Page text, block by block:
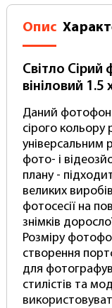
Опис
Світло Сірий
вініловий 1.5
Даний фотофон
сірого кольору
універсальним
фото- і
плану -
великих
фотосесії на
знімків
Розміру
створення
для
стилістів та